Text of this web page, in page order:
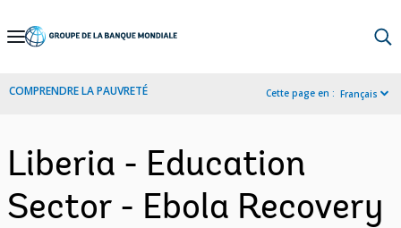
Skip
Navigation
COMPRENDRE LA PAUVRETÉ Cette page en : Français
Liberia - Education
Sector - Ebola Recovery